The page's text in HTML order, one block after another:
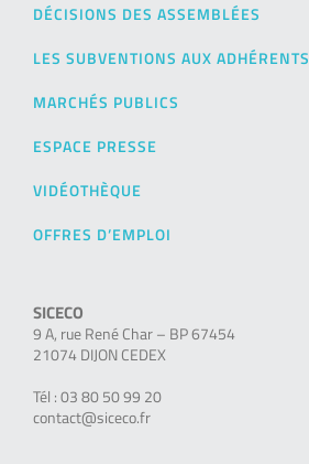
DÉCISIONS DES ASSEMBLÉES
LES SUBVENTIONS AUX ADHÉRENTS
MARCHÉS PUBLICS
ESPACE PRESSE
VIDÉOTHÈQUE
OFFRES D’EMPLOI
SICECO
9 A, rue René Char – BP 67454
21074 DIJON CEDEX
Tél : 03 80 50 99 20
contact@siceco.fr